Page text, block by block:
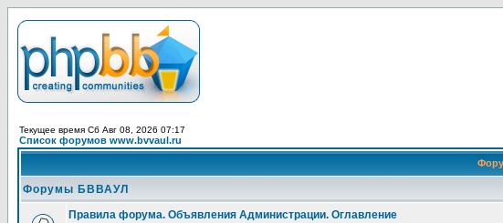
Текущее время Сб Авг 08, 2026 07:17
Список форумов www.bvvaul.ru
Форумы БВВАУЛ
Правила форума. Объявления Администрации. Оглавление